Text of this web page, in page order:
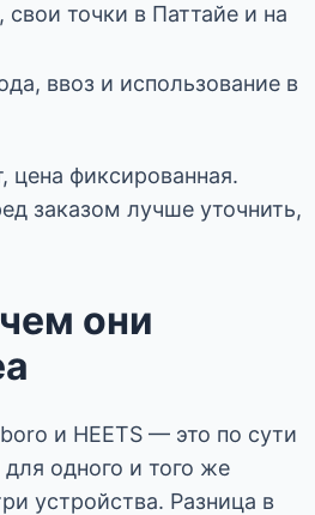
свои точки в Паттайе и на
ввоз и использование в
цена фиксированная.
заказом лучше уточнить,
они
и HEETS — это по сути
одного и того же
устройства. Разница в